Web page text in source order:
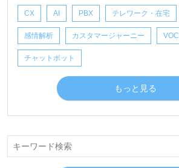
CX AI PBX テレワーク・在宅
感情解析 カスタマージャーニー VOC
チャットボット
もっと見る